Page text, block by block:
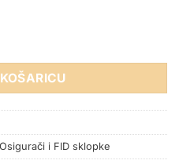
SCHRACK AMPARO količina
Osigurači i FID sklopke